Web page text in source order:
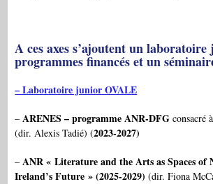
A ces axes s’ajoutent un
programmes financés et un
– Laboratoire junior OVALE
–ARENES – programme ANR-DFG consacré
(dir. Alexis Tadié) (2023-2027)
–ANR « Literature and the Arts as Spaces of
Ireland’s Future » (2025-2029)(dir. Fiona